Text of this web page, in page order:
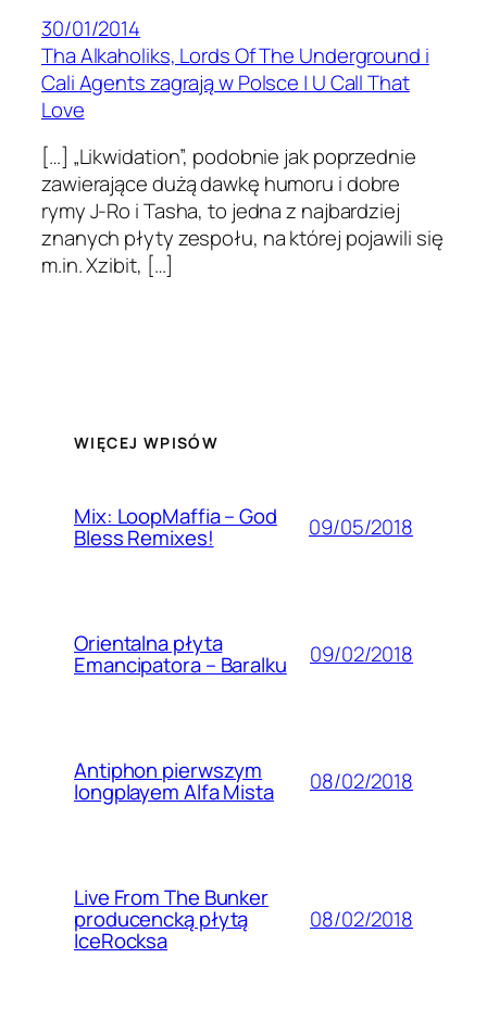
30/01/2014
Tha Alkaholiks, Lords Of The Underground i
Cali Agents zagrają w Polsce | U Call That
Love
[…] „Likwidation”, podobnie jak poprzednie
zawierające dużą dawkę humoru i dobre
rymy J-Ro i Tasha, to jedna z najbardziej
znanych płyty zespołu, na której pojawili się
m.in. Xzibit, […]
WIĘCEJ WPISÓW
Mix: LoopMaffia – God
Bless Remixes! 09/05/2018
Orientalna płyta
Emancipatora – Baralku 09/02/2018
Antiphon pierwszym
longplayem Alfa Mista 08/02/2018
Live From The Bunker
producencką płytą
IceRocksa
08/02/2018